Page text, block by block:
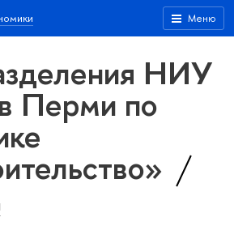
Меню
НИУ
Перми по